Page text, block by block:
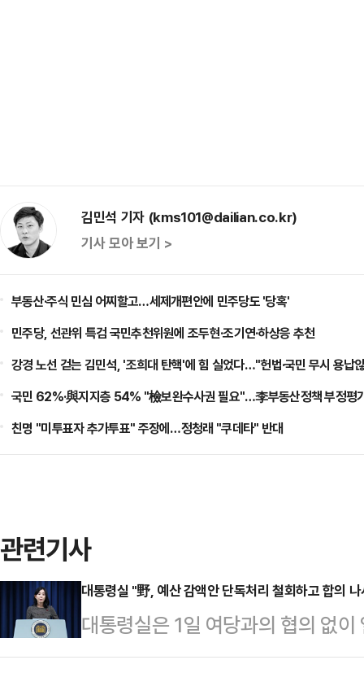
김민석 기자 (kms101@dailian.co.kr)
기사 모아 보기 >
부동산·주식 민심 어찌할고…세제개편안에 민주당도 '당혹'
민주당, 선관위 특검 국민추천위원에 조두현·조기연·하상응 추천
강경 노선 걷는 김민석, '조희대 탄핵'에 힘 실었다…"헌법·국민 무시 용납
국민 62%·與지지층 54% "檢보완수사권 필요"…李부동산정책 부정평
친명 "미투표자 추가투표" 주장에…정청래 "쿠데타" 반대
관련기사
대통령실 "野, 예산 감액안 단독처리 철회하고 합의
대통령실은 1일 여당과의 협의 없
한 더불어민주당 등 야당을 향해 "